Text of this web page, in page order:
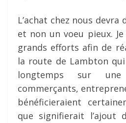
L’achat chez nous
et non un voeu pieux.
grands efforts afin de
la route de Lambton
longtemps sur
commerçants,
bénéficieraient
que signifierait l’ajout